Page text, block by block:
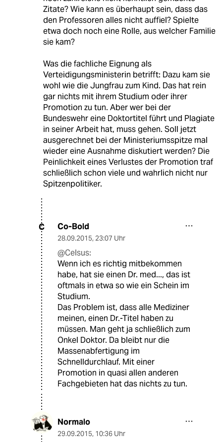
Zitate? Wie kann es überhaupt sein, dass das
den Professoren alles nicht auffiel? Spielte
etwa doch noch eine Rolle, aus welcher Familie
sie kam?
Was die fachliche Eignung als
Verteidigungsministerin betrifft: Dazu kam sie
wohl wie die Jungfrau zum Kind. Das hat rein
gar nichts mit ihrem Studium oder ihrer
Promotion zu tun. Aber wer bei der
Bundeswehr eine Doktortitel führt und Plagiate
in seiner Arbeit hat, muss gehen. Soll jetzt
ausgerechnet bei der Ministeriumsspitze mal
wieder eine Ausnahme diskutiert werden? Die
Peinlichkeit eines Verlustes der Promotion traf
schließlich schon viele und wahrlich nicht nur
Spitzenpolitiker.
C Co-Bold
28.09.2015, 23:07 Uhr
@Celsus:
Wenn ich es richtig mitbekommen
habe, hat sie einen Dr. med..., das ist
oftmals in etwa so wie ein Schein im
Studium.
Das Problem ist, dass alle Mediziner
meinen, einen Dr.-Titel haben zu
müssen. Man geht ja schließlich zum
Onkel Doktor. Da bleibt nur die
Massenabfertigung im
Schnelldurchlauf. Mit einer
Promotion in quasi allen anderen
Fachgebieten hat das nichts zu tun.
Normalo
29.09.2015, 10:36 Uhr